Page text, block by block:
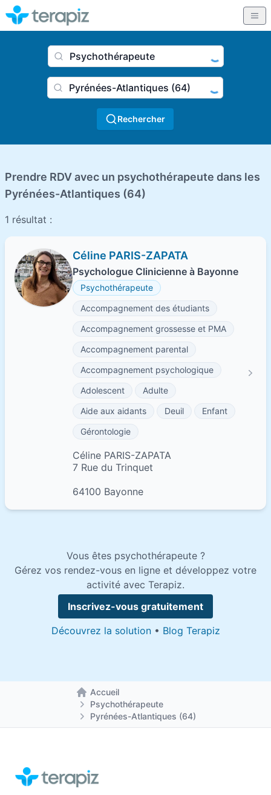
Nom du praticien, profession
Ville
Rechercher
Prendre RDV avec un psychothérapeute dans les
Pyrénées-Atlantiques (64)
1 résultat :
Céline PARIS-ZAPATA
Psychologue Clinicienne à Bayonne
Psychothérapeute
Accompagnement des étudiants
Accompagnement grossesse et PMA
Accompagnement parental
Accompagnement psychologique
Adolescent
Adulte
Aide aux aidants
Deuil
Enfant
Gérontologie
Céline PARIS-ZAPATA
7 Rue du Trinquet
64100 Bayonne
Vous êtes psychothérapeute ?
Gérez vos rendez-vous en ligne et développez votre
activité avec Terapiz.
Inscrivez-vous gratuitement
Découvrez la solution• Blog Terapiz
Accueil
Retour à la page d'accueil
Psychothérapeute
Pyrénées-Atlantiques (64)